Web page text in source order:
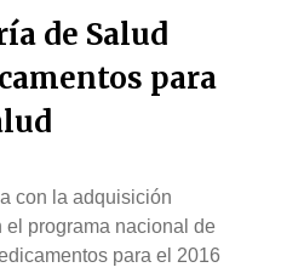
de Salud
para
con la adquisición
programa nacional de
para el 2016